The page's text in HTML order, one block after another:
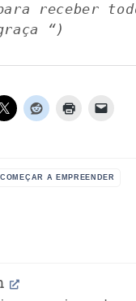
receber
“)
A EMPREENDER